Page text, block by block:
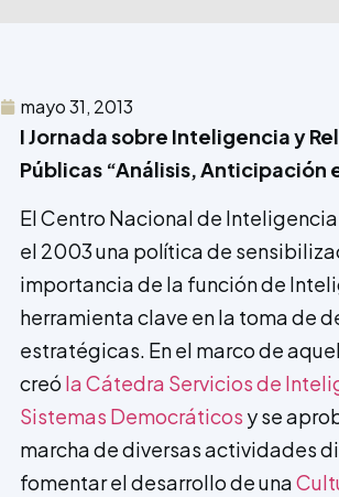
mayo 31, 2013
I Jornada sobre Inteligencia y
Públicas “Análisis, Anticipación
El Centro Nacional de
el 2003 una política de
importancia de la función de
herramienta clave en la toma de
estratégicas. En el marco de
creó la Cátedra Servicios de
Sistemas Democráticos y se
marcha de diversas actividades
fomentar el desarrollo de una